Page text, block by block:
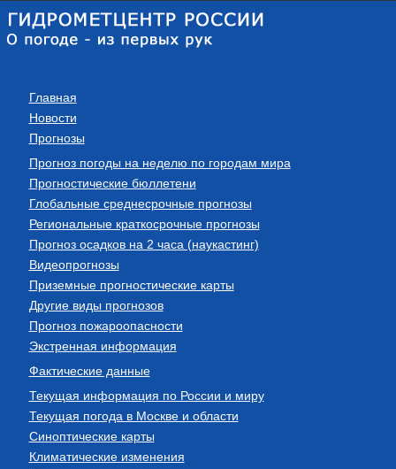
Главная
Новости
Прогнозы
Прогноз погоды на неделю по городам мира
Прогностические бюллетени
Глобальные среднесрочные прогнозы
Региональные краткосрочные прогнозы
Прогноз осадков на 2 часа (наукастинг)
Видеопрогнозы
Приземные прогностические карты
Другие виды прогнозов
Прогноз пожароопасности
Экстренная информация
Фактические данные
Текущая информация по России и миру
Текущая погода в Москве и области
Синоптические карты
Климатические изменения